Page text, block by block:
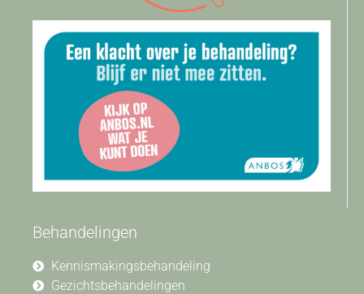
Behandelingen
Kennismakingsbehandeling
Gezichtsbehandelingen